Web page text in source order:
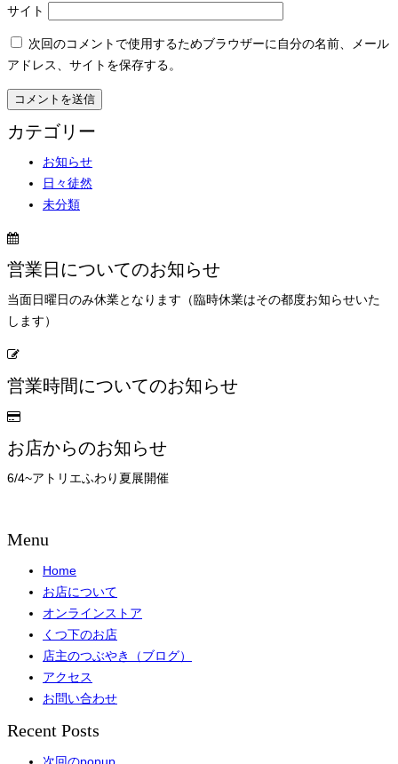
サイト
次回のコメントで使用するためブラウザーに自分の名前、メール
アドレス、サイトを保存する。
カテゴリー
お知らせ
日々徒然
未分類
営業日についてのお知らせ
当面日曜日のみ休業となります（臨時休業はその都度お知らせいた
します）
営業時間についてのお知らせ
お店からのお知らせ
6/4~アトリエふわり夏展開催
Menu
Home
お店について
オンラインストア
くつ下のお店
店主のつぶやき（ブログ）
アクセス
お問い合わせ
Recent Posts